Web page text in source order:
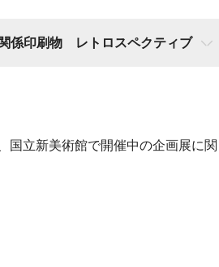
係印刷物 レトロスペクティブ
国立新美術館で開催中の企画展に関